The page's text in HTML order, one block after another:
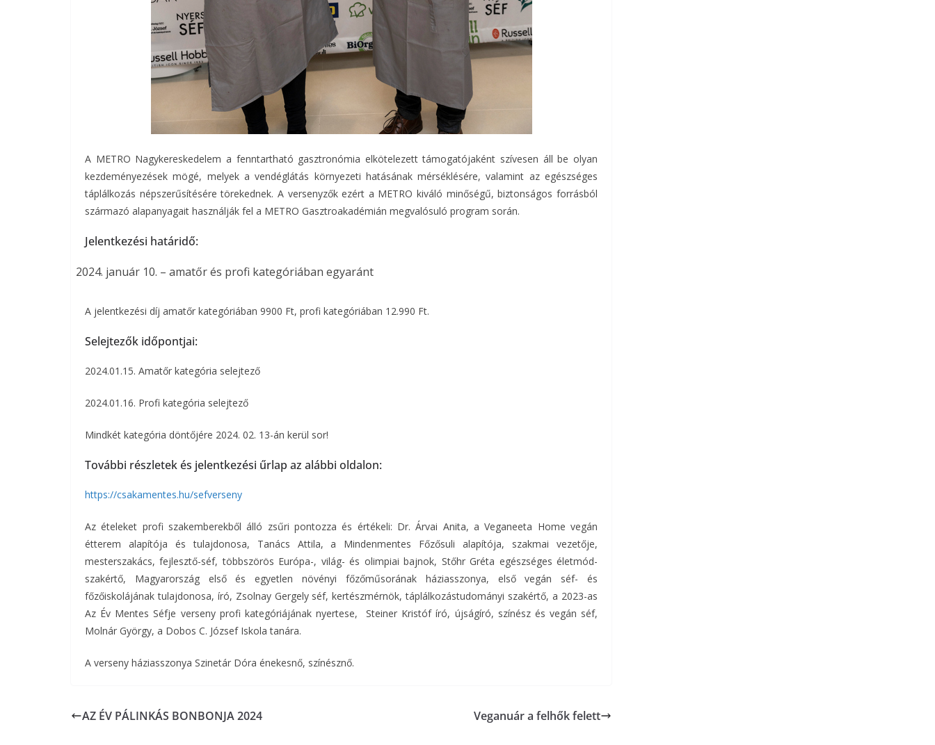
A METRO Nagykereskedelem a fenntartható gasztronómia elkötelezett támogatójaként szívesen áll be olyan
kezdeményezések mögé, melyek a vendéglátás környezeti hatásának mérséklésére, valamint az egészséges
táplálkozás népszerűsítésére törekednek. A versenyzők ezért a METRO kiváló minőségű, biztonságos forrásból
származó alapanyagait használják fel a METRO Gasztroakadémián megvalósuló program során.
Jelentkezési határidő:
január 10. – amatőr és profi kategóriában egyaránt
A jelentkezési díj amatőr kategóriában 9900 Ft, profi kategóriában 12.990 Ft.
Selejtezők időpontjai:
2024.01.15. Amatőr kategória selejtező
2024.01.16. Profi kategória selejtező
Mindkét kategória döntőjére 2024. 02. 13-án kerül sor!
További részletek és jelentkezési űrlap az alábbi oldalon:
https://csakamentes.hu/sefverseny
Az ételeket profi szakemberekből álló zsűri pontozza és értékeli: Dr. Árvai Anita, a Veganeeta Home vegán
étterem alapítója és tulajdonosa, Tanács Attila, a Mindenmentes Főzősuli alapítója, szakmai vezetője,
mesterszakács, fejlesztő-séf, többszörös Európa-, világ- és olimpiai bajnok, Stőhr Gréta egészséges életmód-
szakértő, Magyarország első és egyetlen növényi főzőműsorának háziasszonya, első vegán séf- és
főzőiskolájának tulajdonosa, író, Zsolnay Gergely séf, kertészmérnök, táplálkozástudományi szakértő, a 2023-as
Az Év Mentes Séfje verseny profi kategóriájának nyertese, Steiner Kristóf író, újságíró, színész és vegán séf,
Molnár György, a Dobos C. József Iskola tanára.
A verseny háziasszonya Szinetár Dóra énekesnő, színésznő.
AZ ÉV PÁLINKÁS BONBONJA 2024 Veganuár a felhők felett